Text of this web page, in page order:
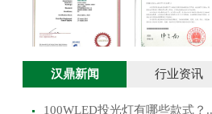
澳大利亚SAA证
书
投光灯实用新
汉鼎新闻 行业资讯
100WLED投光灯有哪些款式？